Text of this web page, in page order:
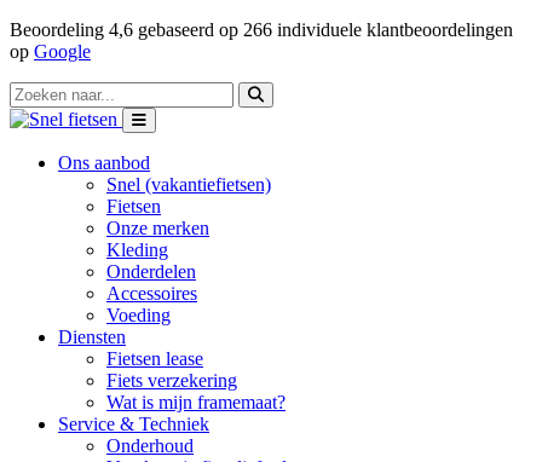
Beoordeling 4,6 gebaseerd op 266 individuele klantbeoordelingen
op Google
Ons aanbod
Snel (vakantiefietsen)
Fietsen
Onze merken
Kleding
Onderdelen
Accessoires
Voeding
Diensten
Fietsen lease
Fiets verzekering
Wat is mijn framemaat?
Service & Techniek
Onderhoud